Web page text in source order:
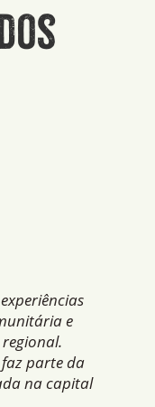
e
parte da
na capital